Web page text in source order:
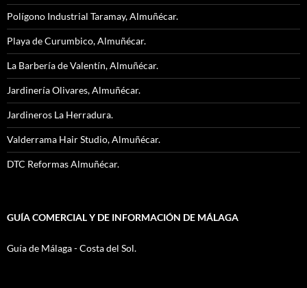
Polígono Industrial Taramay, Almuñécar.
Playa de Curumbico, Almuñécar.
La Barbería de Valentín, Almuñécar.
Jardinería Olivares, Almuñécar.
Jardineros La Herradura.
Valderrama Hair Studio, Almuñécar.
DTC Reformas Almuñécar.
GUÍA COMERCIAL Y DE INFORMACIÓN DE MÁLAGA
Guía de Málaga - Costa del Sol.